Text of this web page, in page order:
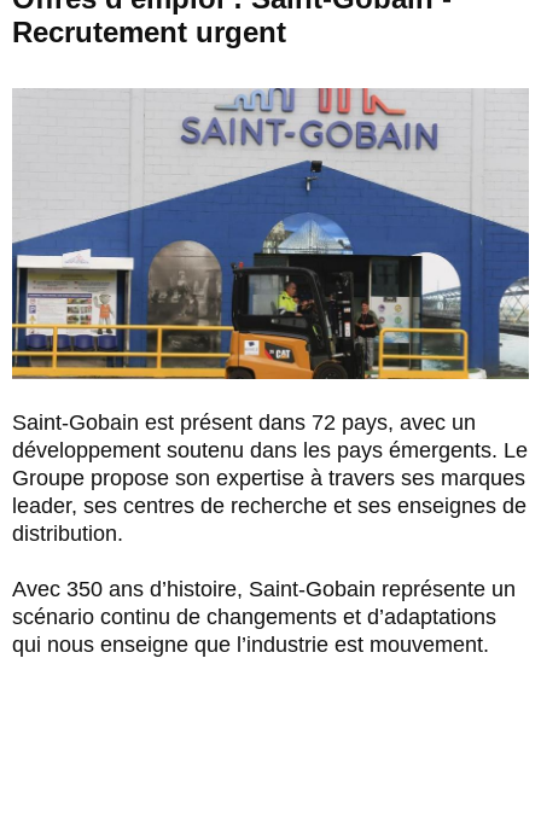
Recrutement urgent
Saint-Gobain est présent dans 72 pays, avec un
développement soutenu dans les pays émergents. Le
Groupe propose son expertise à travers ses marques
leader, ses centres de recherche et ses enseignes de
distribution.
Avec 350 ans d’histoire, Saint-Gobain représente un
scénario continu de changements et d’adaptations
qui nous enseigne que l’industrie est mouvement.